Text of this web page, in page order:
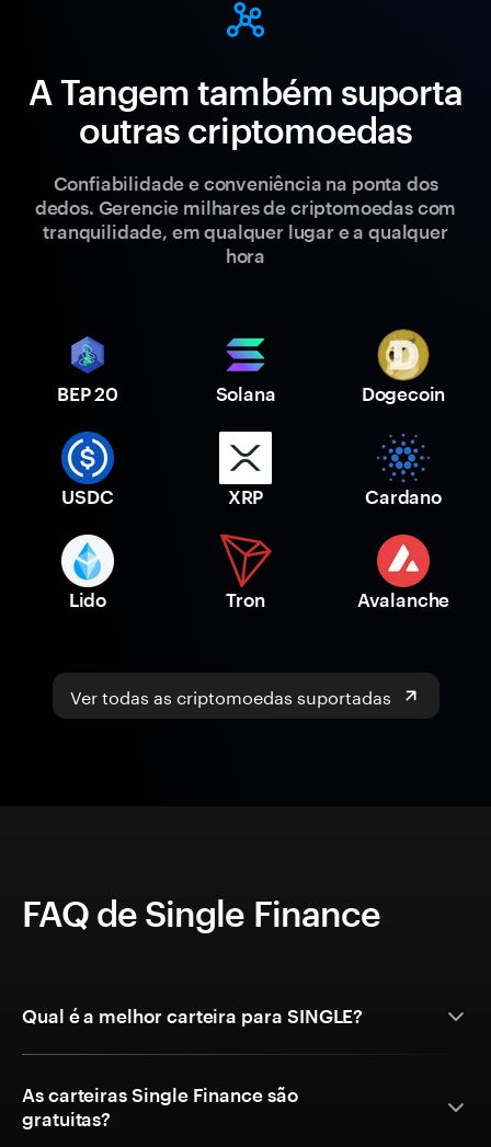
A Tangem também suporta
outras criptomoedas
Confiabilidade e conveniência na ponta dos
dedos. Gerencie milhares de criptomoedas com
tranquilidade, em qualquer lugar e a qualquer
hora
BEP 20 Solana Dogecoin
USDC XRP Cardano
Lido Tron Avalanche
Ver todas as criptomoedas suportadas
FAQ de Single Finance
Qual é a melhor carteira para SINGLE?
As carteiras Single Finance são
gratuitas?